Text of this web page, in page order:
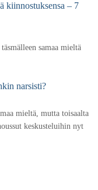
kiinnostuksensa – 7
samaa mieltä
narsisti?
mieltä, mutta toisaalta
keskusteluihin nyt